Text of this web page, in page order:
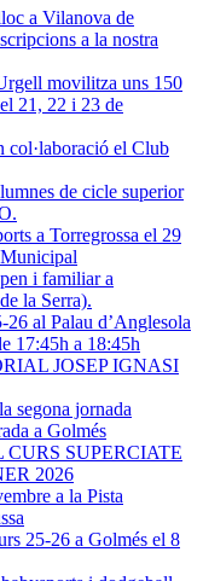
a Vilanova de
a la nostra
movilitza uns 150
21, 22 i 23 de
col·laboració el Club
de cicle superior
a Torregrossa el 29
i familiar a
la Serra).
26 al Palau d’Anglesola
17:45h a 18:45h
JOSEP IGNASI
segona jornada
a Golmés
CURS SUPERCIATE
2026
a la Pista
25-26 a Golmés el 8